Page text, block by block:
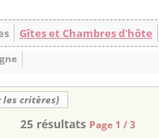
Gîtes et Chambres d'hôte
les critères)
25 résultats Page 1 / 3